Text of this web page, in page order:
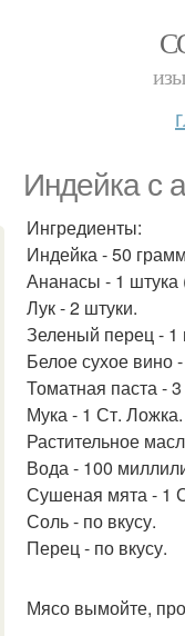
Индейка с
Ингредиенты:
Индейка - 50
Ананасы - 1 штука
Лук - 2 штуки.
Зеленый перец - 1
Белое сухое вино
Томатная паста -
Мука - 1 Ст. Ложка.
Растительное
Вода - 100
Сушеная мята - 1
Соль - по вкусу.
Перец - по вкусу.
Мясо вымойте,